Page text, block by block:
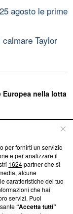
agosto le prime
Taylor
Europea nella lotta
su Blasting
ci impegniamo a
aderenza a
non è
di farne
una verifica di
per fornirti un servizio
e per analizzare il
1624partner che si
alcune
caratteristiche del tuo
che hai
servizi. Puoi
“Accetta tutti”